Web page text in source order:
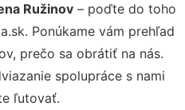
Ružinov – poďte do toho
Ponúkame vám prehľad
prečo sa obrátiť na nás.
spolupráce s nami
ľutovať.